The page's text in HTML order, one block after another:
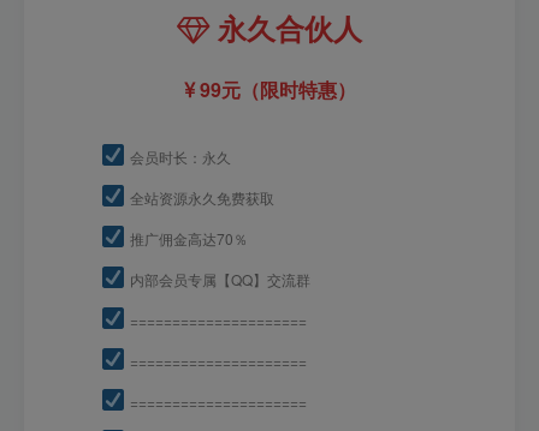
永久合伙人
99元（限时特惠）
会员时长：永久
全站资源永久免费获取
推广佣金高达70％
内部会员专属【QQ】交流群
=====================
=====================
=====================